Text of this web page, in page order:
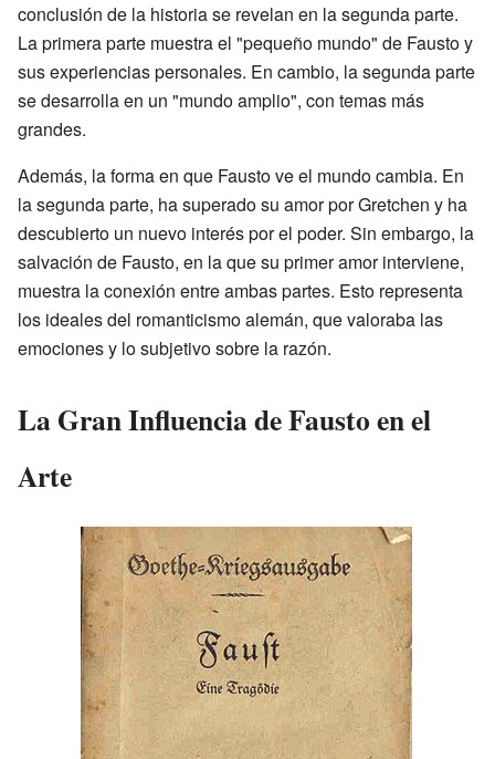
conclusión de la historia se revelan en la segunda parte.
La primera parte muestra el "pequeño mundo" de Fausto y
sus experiencias personales. En cambio, la segunda parte
se desarrolla en un "mundo amplio", con temas más
grandes.
Además, la forma en que Fausto ve el mundo cambia. En
la segunda parte, ha superado su amor por Gretchen y ha
descubierto un nuevo interés por el poder. Sin embargo, la
salvación de Fausto, en la que su primer amor interviene,
muestra la conexión entre ambas partes. Esto representa
los ideales del romanticismo alemán, que valoraba las
emociones y lo subjetivo sobre la razón.
La Gran Influencia de Fausto en el
Arte